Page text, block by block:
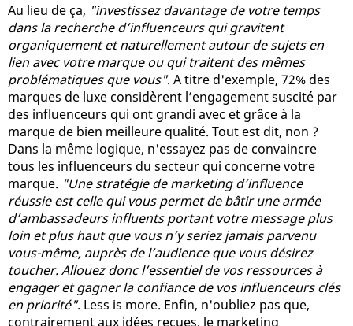
Au lieu de ça, "investissez davantage de votre temps
dans la recherche d’influenceurs qui gravitent
organiquement et naturellement autour de sujets en
lien avec votre marque ou qui traitent des mêmes
problématiques que vous". A titre d'exemple, 72% des
marques de luxe considèrent l’engagement suscité par
des influenceurs qui ont grandi avec et grâce à la
marque de bien meilleure qualité. Tout est dit, non ?
Dans la même logique, n'essayez pas de convaincre
tous les influenceurs du secteur qui concerne votre
marque. "Une stratégie de marketing d’influence
réussie est celle qui vous permet de bâtir une armée
d’ambassadeurs influents portant votre message plus
loin et plus haut que vous n’y seriez jamais parvenu
vous-même, auprès de l’audience que vous désirez
toucher. Allouez donc l’essentiel de vos ressources à
engager et gagner la confiance de vos influenceurs clés
en priorité". Less is more. Enfin, n'oubliez pas que,
contrairement aux idées reçues, le marketing